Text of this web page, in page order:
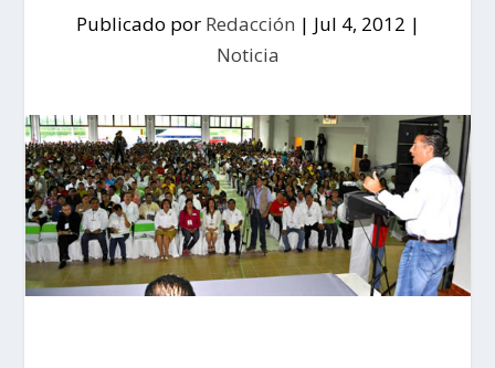
Publicado por Redacción | Jul 4, 2012 |
Noticia